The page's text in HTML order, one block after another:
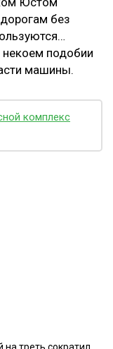
без
подобии
машины.
комплекс